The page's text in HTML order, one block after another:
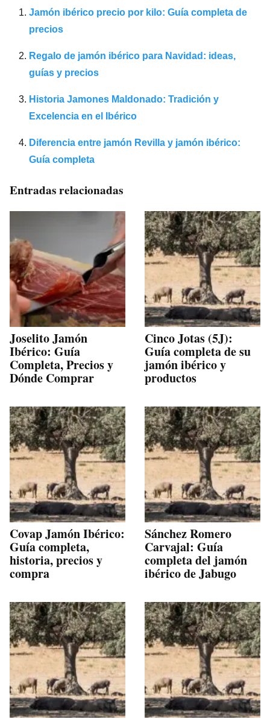
Jamón ibérico precio por kilo: Guía completa de
precios
Regalo de jamón ibérico para Navidad: ideas,
guías y precios
Historia Jamones Maldonado: Tradición y
Excelencia en el Ibérico
Diferencia entre jamón Revilla y jamón ibérico:
Guía completa
Entradas relacionadas
Joselito Jamón
Ibérico: Guía
Completa, Precios y
Dónde Comprar
Cinco Jotas (5J):
Guía completa de su
jamón ibérico y
productos
Covap Jamón Ibérico:
Guía completa,
historia, precios y
compra
Sánchez Romero
Carvajal: Guía
completa del jamón
ibérico de Jabugo